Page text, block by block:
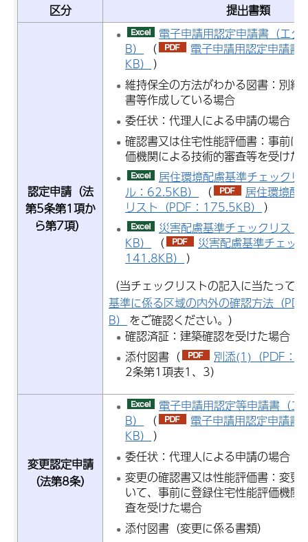
区分
提出書類
認定申請（法
第5条第1項か
ら第7項）
電子申請用認定申請書（エ
B）
（
電子申請用認定申請
KB） ）
維持保全の方法がわかる図書：別紙
書等作成している場合
委任状：代理人による申請の場合
確認書又は住宅性能評価書：事前に
価機関による技術的審査等を受けた
居住環境配慮基準チェックリ
ル：62.5KB）
（
居住環境配
リスト（PDF：175.5KB） ）
災害配慮基準チェックリス
KB）
（
災害配慮基準チェッ
141.8KB） ）
（当チェックリストの記入に当たっては
基準に係る区域の内外の確認方法（
B） をご確認ください。）
確認済証：建築確認を受けた場合
添付図書（
別添(1)（PDF：
2条第1項表1、3）
変更認定申請
（法第8条）
電子申請用認定等申請書（
B）
（
電子申請用認定申請
KB） ）
委任状：代理人による申請の場合
変更の確認書又は性能評価書：変更
いて、事前に登録住宅性能評価機関
査を受けた場合
添付図書（変更に係る書類）